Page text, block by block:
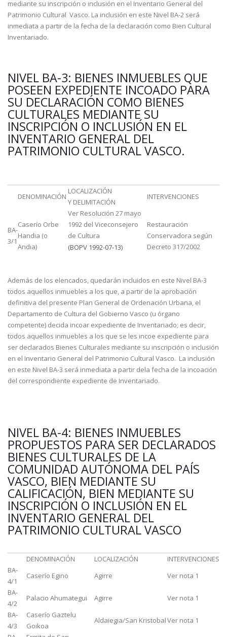
mediante su inscripción o inclusión en el Inventario General del
Patrimonio Cultural Vasco. La inclusión en este Nivel BA-2 será
inmediata a partir de la fecha de la declaración como Bien Cultural
Inventariado.
NIVEL BA-3: BIENES INMUEBLES QUE
POSEEN EXPEDIENTE INCOADO PARA
SU DECLARACIÓN COMO BIENES
CULTURALES MEDIANTE SU
INSCRIPCIÓN O INCLUSIÓN EN EL
INVENTARIO GENERAL DEL
PATRIMONIO CULTURAL VASCO.
DENOMINACIÓN
LOCALIZACIÓN
Y DELIMITACIÓN
INTERVENCIONES
BA-
3/1
Caserío Orbe
Handia (o
Andia)
Ver Resolución 27 mayo
1992 del Viceconsejero
de Cultura
(BOPV 1992-07-13)
Restauración
Conservadora según
Decreto 317/2002
Además de los elencados, quedarán incluidos en este Nivel BA-3
todos aquellos inmuebles a los que, a partir de la aprobación
definitiva del presente Plan General de Ordenación Urbana, el
Departamento de Cultura del Gobierno Vasco (u órgano
competente) decida incoar expediente de Inventariado; es decir,
todos aquellos inmuebles a los que se les incoe expediente para
ser declarados Bienes Culturales mediante su inscripción o inclusión
en el Inventario General del Patrimonio Cultural Vasco. La inclusión
en este Nivel BA-3 será inmediata a partir dela fecha de la incoación
del correspondiente expediente de Inventariado.
NIVEL BA-4: BIENES INMUEBLES
PROPUESTOS PARA SER DECLARADOS
BIENES CULTURALES DE LA
COMUNIDAD AUTÓNOMA DEL PAÍS
VASCO, BIEN MEDIANTE SU
CALIFICACIÓN, BIEN MEDIANTE SU
INSCRIPCIÓN O INCLUSIÓN EN EL
INVENTARIO GENERAL DEL
PATRIMONIO CULTURAL VASCO
DENOMINACIÓN LOCALIZACIÓN
INTERVENCIONES
BA-
4/1
Caserío Egino Agirre
Ver nota 1
BA-
4/2
Palacio Ahumategui Agirre
Ver nota 1
BA-
4/3
Caserío Gaztelu
Goikoa
Aldaiegia/San KristobalVer nota 1